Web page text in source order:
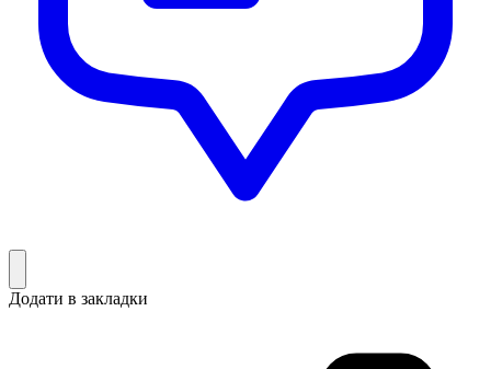
Додати в закладки